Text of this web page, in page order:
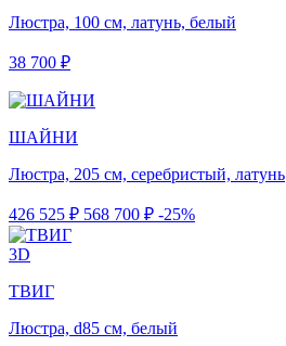
Люстра, 100 см, латунь, белый
38 700 ₽
ШАЙНИ
Люстра, 205 см, серебристый, латунь
426 525 ₽ 568 700 ₽ -25%
3D
ТВИГ
Люстра, d85 см, белый